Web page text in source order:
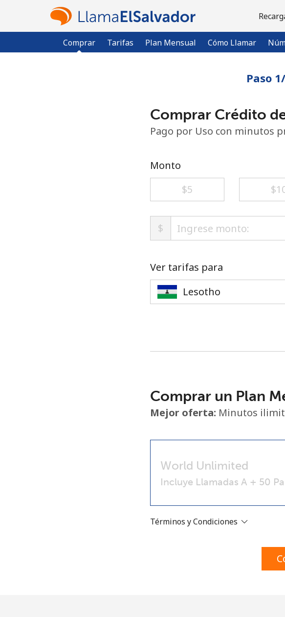
Comprar Tarifas Plan Mensual Cómo Llamar
Mínimo 8
Un número
Al abrir una
Paso
Comprar Crédito
Pago por Uso con minutos
Monto
⁦$5⁩
$
Ver tarifas para
Comprar un Plan
Mejor oferta: Minutos
World Unlimited
Incluye Llamadas A + 50
Términos y Condiciones